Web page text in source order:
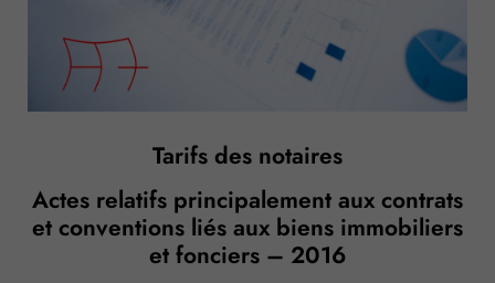
Tarifs des notaires
Actes relatifs principalement aux contrats
et conventions liés aux biens immobiliers
et fonciers – 2016